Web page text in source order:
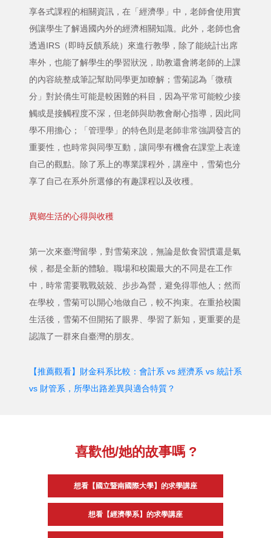
享各式課程的相關資訊，在「經濟學」中，老師會使用實
例讓學生了解過國內外的經濟相關知識。此外，老師也會
透過IRS（即時反饋系統）來進行教學，除了能統計出席
率外，也能了解學生的學習狀況，助教還會將老師的上課
的內容統整成筆記幫助同學更加瞭解；雪菊認為「微積
分」對於僑生可能是較困難的科目，因為平常可能較少接
觸或是接觸程度不深，但老師與助教會耐心指導，因此同
學不用擔心；「管理學」的特色則是老師非常強調發言的
重要性，也時常與同學互動，讓同學有機會在課堂上表達
自己的觀點。除了系上的專業課程外，講座中，雪菊也分
享了自己在系外所選修的有趣課程以及收穫。
異鄉生活的心得與收穫
第一次來臺灣留學，對雪菊來說，無論是飲食習慣還是氣
候，都是全新的體驗。職場和校園最大的不同是在工作
中，時常需要戰戰兢兢、步步為營，避免得罪他人；然而
在學校，雪菊可以開心地做自己，較不拘束。在重拾校園
生活後，雪菊不但開拓了眼界、學習了新知，更重要的是
認識了一群來自臺灣的朋友。
【推薦觀看】財金科系比較：會計系 vs 經濟系 vs 統計系
vs 財管系，所學出路差異與適合特質？
喜歡他/她的故事嗎 ?
想看【國立暨南國際大學】的求學講座
想看【經濟學系】的求學講座